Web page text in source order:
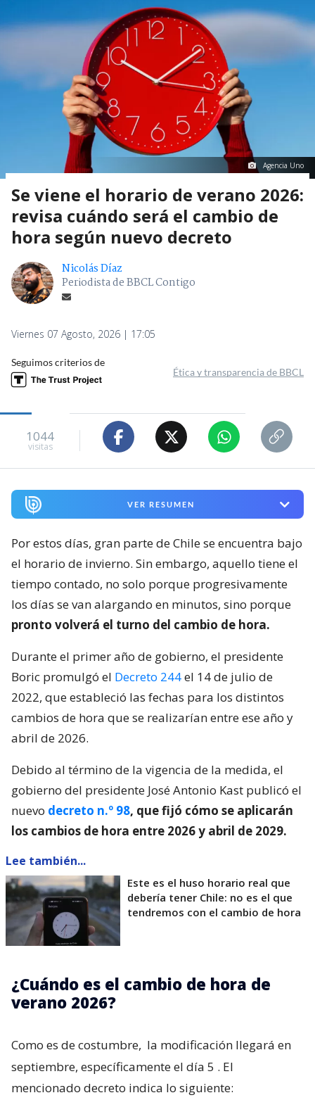
Agencia Uno
Se viene el horario de verano 2026:
revisa cuándo será el cambio de
hora según nuevo decreto
Nicolás Díaz
Periodista de BBCL Contigo
Viernes 07 Agosto, 2026 | 17:05
Seguimos criterios de
Ética y transparencia de BBCL
1044
visitas
VER RESUMEN
Por estos días, gran parte de Chile se encuentra bajo
el horario de invierno. Sin embargo, aquello tiene el
tiempo contado, no solo porque progresivamente
los días se van alargando en minutos, sino porque
pronto volverá el turno del cambio de hora.
Durante el primer año de gobierno, el presidente
Boric promulgó el Decreto 244el 14 de julio de
2022, que estableció las fechas para los distintos
cambios de hora que se realizarían entre ese año y
abril de 2026.
Debido al término de la vigencia de la medida, el
gobierno del presidente José Antonio Kast publicó el
nuevo decreto n.º 98, que fijó cómo se aplicarán
los cambios de hora entre 2026 y abril de 2029.
Lee también...
Este es el huso horario real que
debería tener Chile: no es el que
tendremos con el cambio de hora
¿Cuándo es el cambio de hora de
verano 2026?
Como es de costumbre, la modificación llegará en
septiembre, específicamente el día 5 . El
mencionado decreto indica lo siguiente: